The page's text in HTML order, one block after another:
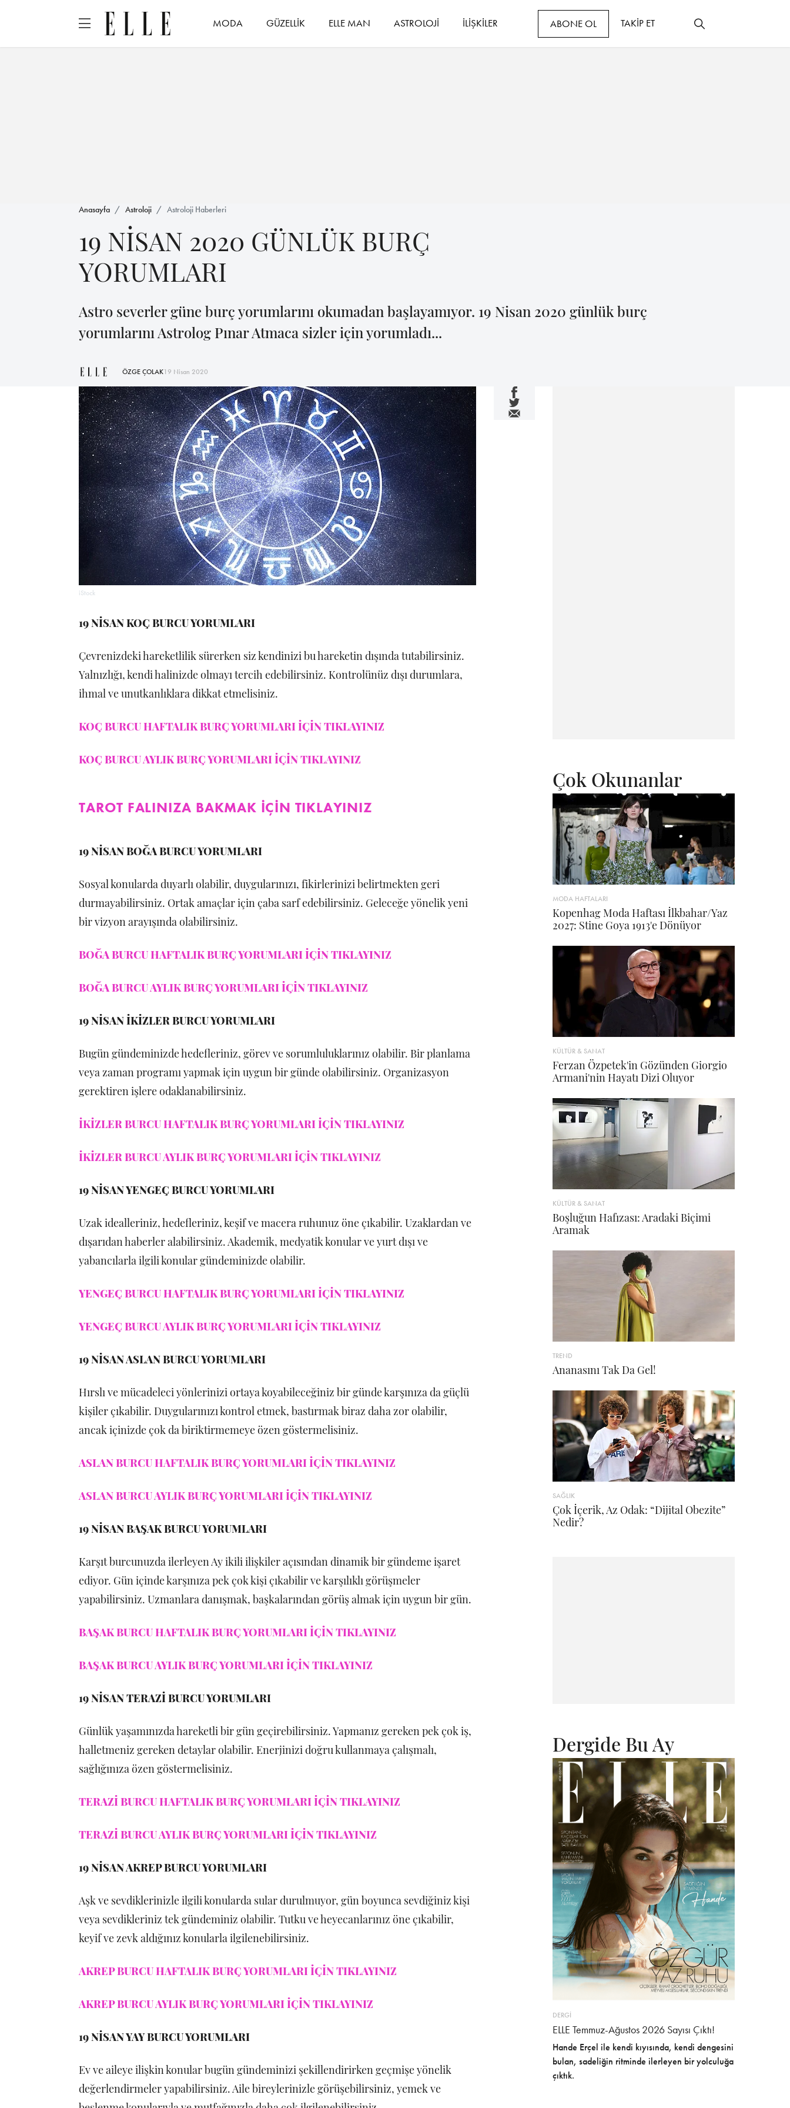
MODA GÜZELLİK ELLE MAN ASTROLOJİ İLİŞKİLER ABONE OL TAKİP ET
Anasayfa Astroloji Astroloji Haberleri
19 NİSAN 2020 GÜNLÜK BURÇ
YORUMLARI
Astro severler güne burç yorumlarını okumadan başlayamıyor. 19 Nisan 2020 günlük burç
yorumlarını Astrolog Pınar Atmaca sizler için yorumladı...
ÖZGE ÇOLAK19 Nisan 2020
iStock
19 NİSAN KOÇ BURCU YORUMLARI
Çevrenizdeki hareketlilik sürerken siz kendinizi bu hareketin dışında tutabilirsiniz.
Yalnızlığı, kendi halinizde olmayı tercih edebilirsiniz. Kontrolünüz dışı durumlara,
ihmal ve unutkanlıklara dikkat etmelisiniz.
KOÇ BURCU HAFTALIK BURÇ YORUMLARI İÇİN TIKLAYINIZ
KOÇ BURCU AYLIK BURÇ YORUMLARI İÇİN TIKLAYINIZ
TAROT FALINIZA BAKMAK İÇİN TIKLAYINIZ
19 NİSAN BOĞA BURCU YORUMLARI
Sosyal konularda duyarlı olabilir, duygularınızı, fikirlerinizi belirtmekten geri
durmayabilirsiniz. Ortak amaçlar için çaba sarf edebilirsiniz. Geleceğe yönelik yeni
bir vizyon arayışında olabilirsiniz.
BOĞA BURCU HAFTALIK BURÇ YORUMLARI İÇİN TIKLAYINIZ
BOĞA BURCU AYLIK BURÇ YORUMLARI İÇİN TIKLAYINIZ
19 NİSAN İKİZLER BURCU YORUMLARI
Bugün gündeminizde hedefleriniz, görev ve sorumluluklarınız olabilir. Bir planlama
veya zaman programı yapmak için uygun bir günde olabilirsiniz. Organizasyon
gerektiren işlere odaklanabilirsiniz.
İKİZLER BURCU HAFTALIK BURÇ YORUMLARI İÇİN TIKLAYINIZ
İKİZLER BURCU AYLIK BURÇ YORUMLARI İÇİN TIKLAYINIZ
19 NİSAN YENGEÇ BURCU YORUMLARI
Uzak idealleriniz, hedefleriniz, keşif ve macera ruhunuz öne çıkabilir. Uzaklardan ve
dışarıdan haberler alabilirsiniz. Akademik, medyatik konular ve yurt dışı ve
yabancılarla ilgili konular gündeminizde olabilir.
YENGEÇ BURCU HAFTALIK BURÇ YORUMLARI İÇİN TIKLAYINIZ
YENGEÇ BURCU AYLIK BURÇ YORUMLARI İÇİN TIKLAYINIZ
19 NİSAN ASLAN BURCU YORUMLARI
Hırslı ve mücadeleci yönlerinizi ortaya koyabileceğiniz bir günde karşınıza da güçlü
kişiler çıkabilir. Duygularınızı kontrol etmek, bastırmak biraz daha zor olabilir,
ancak içinizde çok da biriktirmemeye özen göstermelisiniz.
ASLAN BURCU HAFTALIK BURÇ YORUMLARI İÇİN TIKLAYINIZ
ASLAN BURCU AYLIK BURÇ YORUMLARI İÇİN TIKLAYINIZ
19 NİSAN BAŞAK BURCU YORUMLARI
Karşıt burcunuzda ilerleyen Ay ikili ilişkiler açısından dinamik bir gündeme işaret
ediyor. Gün içinde karşınıza pek çok kişi çıkabilir ve karşılıklı görüşmeler
yapabilirsiniz. Uzmanlara danışmak, başkalarından görüş almak için uygun bir gün.
BAŞAK BURCU HAFTALIK BURÇ YORUMLARI İÇİN TIKLAYINIZ
BAŞAK BURCU AYLIK BURÇ YORUMLARI İÇİN TIKLAYINIZ
19 NİSAN TERAZİ BURCU YORUMLARI
Günlük yaşamınızda hareketli bir gün geçirebilirsiniz. Yapmanız gereken pek çok iş,
halletmeniz gereken detaylar olabilir. Enerjinizi doğru kullanmaya çalışmalı,
sağlığınıza özen göstermelisiniz.
TERAZİ BURCU HAFTALIK BURÇ YORUMLARI İÇİN TIKLAYINIZ
TERAZİ BURCU AYLIK BURÇ YORUMLARI İÇİN TIKLAYINIZ
19 NİSAN AKREP BURCU YORUMLARI
Aşk ve sevdiklerinizle ilgili konularda sular durulmuyor, gün boyunca sevdiğiniz kişi
veya sevdikleriniz tek gündeminiz olabilir. Tutku ve heyecanlarınız öne çıkabilir,
keyif ve zevk aldığınız konularla ilgilenebilirsiniz.
AKREP BURCU HAFTALIK BURÇ YORUMLARI İÇİN TIKLAYINIZ
AKREP BURCU AYLIK BURÇ YORUMLARI İÇİN TIKLAYINIZ
19 NİSAN YAY BURCU YORUMLARI
Ev ve aileye ilişkin konular bugün gündeminizi şekillendirirken geçmişe yönelik
değerlendirmeler yapabilirsiniz. Aile bireylerinizle görüşebilirsiniz, yemek ve
Çok Okunanlar
MODA HAFTALARI
Kopenhag Moda Haftası İlkbahar/Yaz
2027: Stine Goya 1913'e Dönüyor
KÜLTÜR & SANAT
Ferzan Özpetek'in Gözünden Giorgio
Armani'nin Hayatı Dizi Oluyor
KÜLTÜR & SANAT
Boşluğun Hafızası: Aradaki Biçimi
Aramak
TREND
Ananasını Tak Da Gel!
SAĞLIK
Çok İçerik, Az Odak: “Dijital Obezite”
Nedir?
Dergide Bu Ay
DERGİ
ELLE Temmuz-Ağustos 2026 Sayısı Çıktı!
Hande Erçel ile kendi kıyısında, kendi dengesini
bulan, sadeliğin ritminde ilerleyen bir yolculuğa
çıktık.